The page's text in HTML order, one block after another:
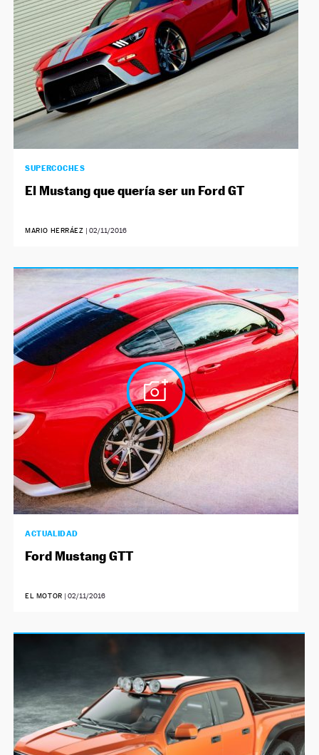
SUPERCOCHES
El Mustang que quería ser un Ford GT
MARIO HERRÁEZ | 02/11/2016
ACTUALIDAD
Ford Mustang GTT
EL MOTOR | 02/11/2016